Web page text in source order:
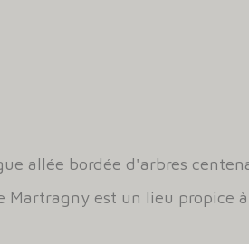
allée bordée d'arbres
Martragny est un lieu propice à